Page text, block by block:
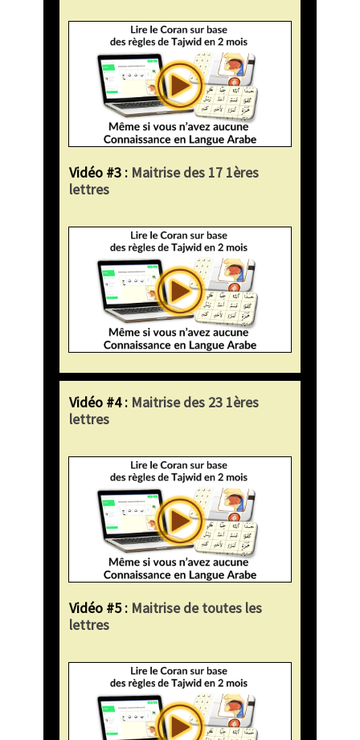
Vidéo #3 : Maitrise des 17 1ères
lettres
Vidéo #4 : Maitrise des 23 1ères
lettres
Vidéo #5 : Maitrise de toutes les
lettres